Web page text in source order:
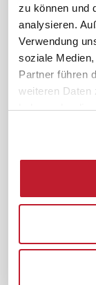
zu können und
analysieren.
Verwendung
soziale
Partner führen
weiteren Daten
haben oder die
ifb-medien
Bahn Sondertarif
meinifb
Downloads &
FAQ
Rechtsprechung
BR-Magazin